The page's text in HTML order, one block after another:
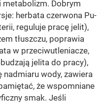
metabolizm. Dobrym
herbata czerwona Pu-
reguluje pracę jelit),
tłuszczu, poprawia
w przeciwutleniacze,
jelita do pracy),
wody, zawiera
że wspomniane
smak. Jeśli